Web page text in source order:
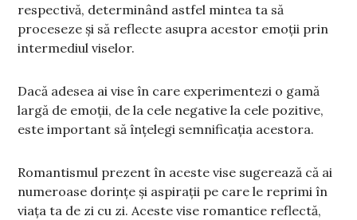
respectivă, determinând astfel mintea ta să
proceseze și să reflecte asupra acestor emoții prin
intermediul viselor.
Dacă adesea ai vise în care experimentezi o gamă
largă de emoții, de la cele negative la cele pozitive,
este important să înțelegi semnificația acestora.
Romantismul prezent în aceste vise sugerează că ai
numeroase dorințe și aspirații pe care le reprimi în
viața ta de zi cu zi. Aceste vise romantice reflectă,